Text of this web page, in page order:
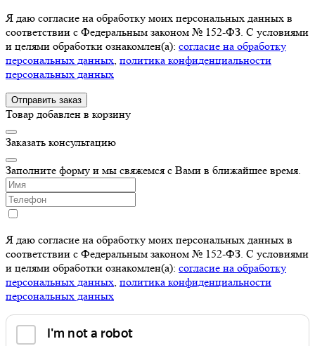
Я даю согласие на обработку моих персональных данных в
соответствии с Федеральным законом № 152-ФЗ. С условиями
и целями обработки ознакомлен(а): cогласие на обработку
персональных данных, политика конфиденциальности
персональных данных
Отправить заказ
Товар добавлен в корзину
Заказать консультацию
Заполните форму и мы свяжемся с Вами в ближайшее время.
Я даю согласие на обработку моих персональных данных в
соответствии с Федеральным законом № 152-ФЗ. С условиями
и целями обработки ознакомлен(а): cогласие на обработку
персональных данных, политика конфиденциальности
персональных данных